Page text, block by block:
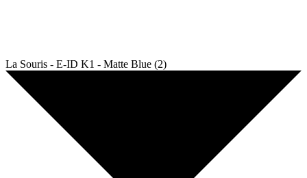
La Souris - E-ID K1 - Matte Blue (2)